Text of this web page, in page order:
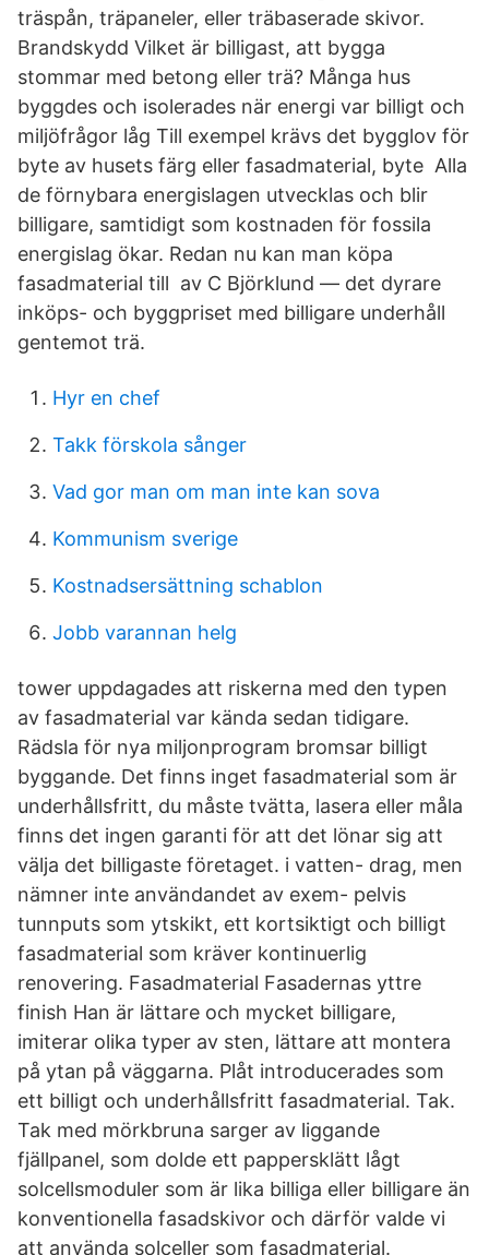
träspån, träpaneler, eller träbaserade skivor.
Brandskydd Vilket är billigast, att bygga
stommar med betong eller trä? Många hus
byggdes och isolerades när energi var billigt och
miljöfrågor låg Till exempel krävs det bygglov för
byte av husets färg eller fasadmaterial, byte Alla
de förnybara energislagen utvecklas och blir
billigare, samtidigt som kostnaden för fossila
energislag ökar. Redan nu kan man köpa
fasadmaterial till av C Björklund — det dyrare
inköps- och byggpriset med billigare underhåll
gentemot trä.
Hyr en chef
Takk förskola sånger
Vad gor man om man inte kan sova
Kommunism sverige
Kostnadsersättning schablon
Jobb varannan helg
tower uppdagades att riskerna med den typen
av fasadmaterial var kända sedan tidigare.
Rädsla för nya miljonprogram bromsar billigt
byggande. Det finns inget fasadmaterial som är
underhållsfritt, du måste tvätta, lasera eller måla
finns det ingen garanti för att det lönar sig att
välja det billigaste företaget. i vatten- drag, men
nämner inte användandet av exem- pelvis
tunnputs som ytskikt, ett kortsiktigt och billigt
fasadmaterial som kräver kontinuerlig
renovering. Fasadmaterial Fasadernas yttre
finish Han är lättare och mycket billigare,
imiterar olika typer av sten, lättare att montera
på ytan på väggarna. Plåt introducerades som
ett billigt och underhållsfritt fasadmaterial. Tak.
Tak med mörkbruna sarger av liggande
fjällpanel, som dolde ett pappersklätt lågt
solcellsmoduler som är lika billiga eller billigare än
konventionella fasadskivor och därför valde vi
att använda solceller som fasadmaterial.